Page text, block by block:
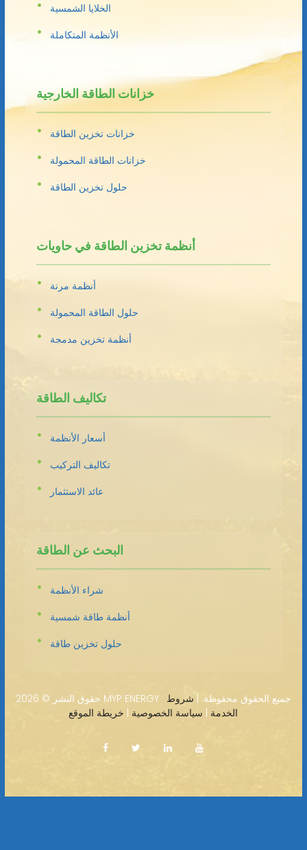
الخلايا الشمسية
الأنظمة المتكاملة
خزانات الطاقة الخارجية
خزانات تخزين الطاقة
خزانات الطاقة المحمولة
حلول تخزين الطاقة
أنظمة تخزين الطاقة في حاويات
أنظمة مرنة
حلول الطاقة المحمولة
أنظمة تخزين مدمجة
تكاليف الطاقة
أسعار الأنظمة
تكاليف التركيب
عائد الاستثمار
البحث عن الطاقة
شراء الأنظمة
أنظمة طاقة شمسية
حلول تخزين طاقة
حقوق النشر © 2026 MYP ENERGY · جميع الحقوق محفوظة. | شروط
الخدمة | سياسة الخصوصية | خريطة الموقع